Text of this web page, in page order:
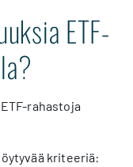
ETF-
rahastoja
kriteeriä: